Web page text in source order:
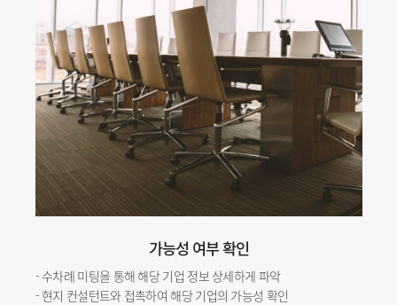
가능성 여부 확인
- 수차례 미팅을 통해 해당 기업 정보 상세하게 파악
- 현지 컨설턴트와 접촉하여 해당 기업의 가능성 확인